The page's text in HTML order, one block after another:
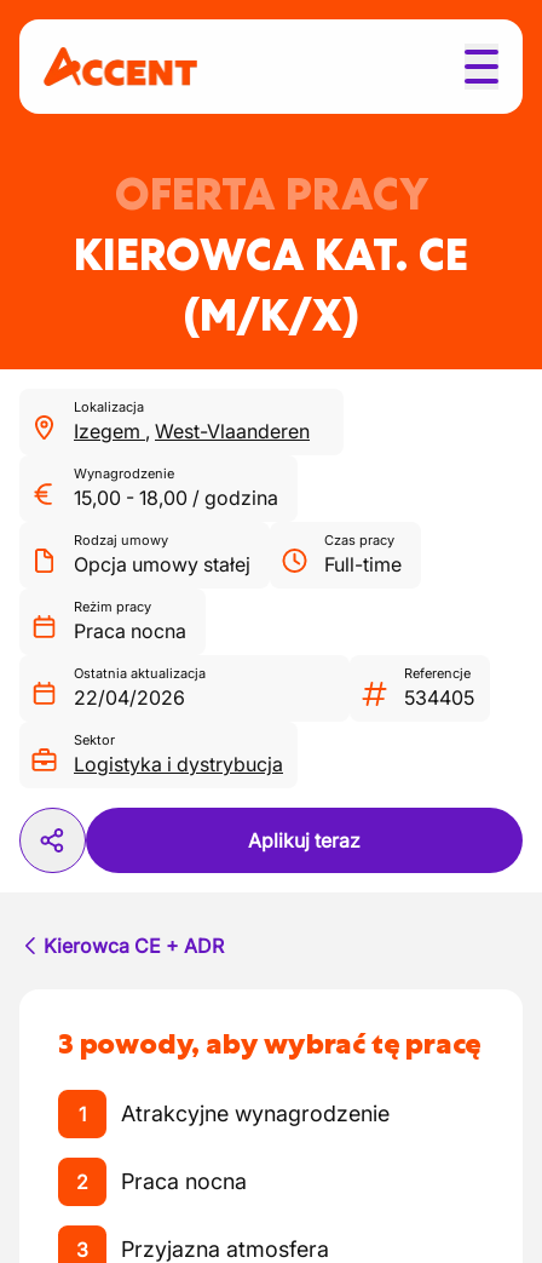
OFERTA PRACY
KIEROWCA KAT. CE
(M/K/X)
Lokalizacja
Izegem , West-Vlaanderen
Wynagrodzenie
15,00 - 18,00 / godzina
Rodzaj umowy
Opcja umowy stałej
Czas pracy
Full-time
Reżim pracy
Praca nocna
Ostatnia aktualizacja
22/04/2026
Referencje
534405
Sektor
Logistyka i dystrybucja
Aplikuj teraz
Kierowca CE + ADR
3 powody, aby wybrać tę pracę
1 Atrakcyjne wynagrodzenie
2 Praca nocna
3 Przyjazna atmosfera